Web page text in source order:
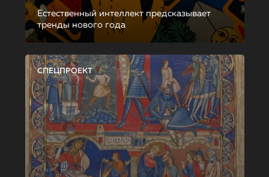
Естественный интеллект предсказывает
тренды нового года
СПЕЦПРОЕКТ